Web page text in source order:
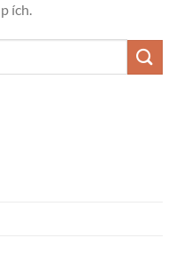
ích.